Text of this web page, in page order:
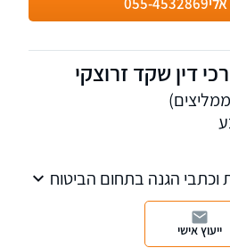
דין שקד זרוצקי
הגנה בתחום הביטוח
רשלנות רפואית, נזקי
נזקי רכוש ועוד.
ייעוץ אישי